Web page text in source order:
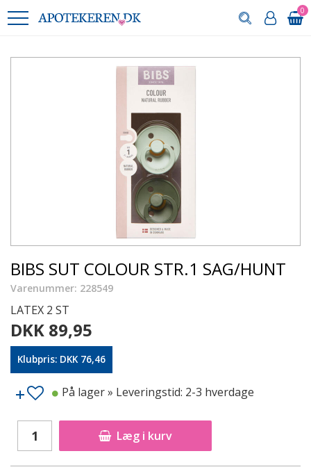
0
BIBS SUT COLOUR STR.1 SAG/HUNT
Varenummer: 228549
LATEX 2 ST
DKK 89,95
Klubpris: DKK 76,46
Læg i kurv
På lager» Leveringstid: 2-3 hverdage